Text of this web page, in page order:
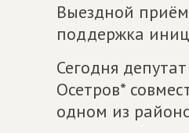
Выездной
поддержка
Сегодня
Осетров*
одном из